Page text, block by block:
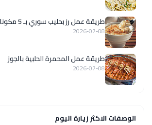
طريقة عمل رز بحليب سوري بـ 5 مكونات
2026-07-08
طريقة عمل المحمرة الحلبية بالجوز
2026-07-08
الوصفات الاكثر زيارة اليوم